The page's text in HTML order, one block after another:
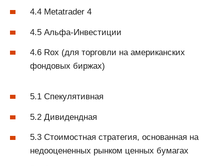
4.4 Metatrader 4
4.5 Альфа-Инвестиции
4.6 Rox (для торговли на американских
фондовых биржах)
5.1 Спекулятивная
5.2 Дивидендная
5.3 Стоимостная стратегия, основанная на
недооцененных рынком ценных бумагах